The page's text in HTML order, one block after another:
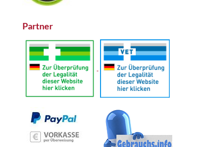
Partner